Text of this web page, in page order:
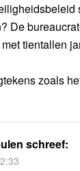
De
tientallen
zoals
schreef: